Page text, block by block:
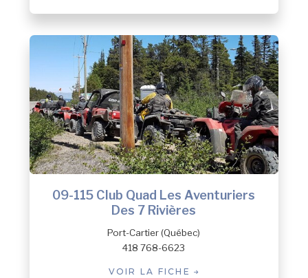
09-115 Club Quad Les Aventuriers
Des 7 Rivières
Port-Cartier (Québec)
418 768-6623
VOIR LA FICHE